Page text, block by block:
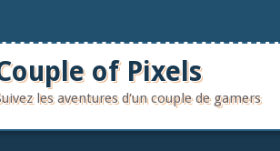
of Pixels
les aventures d'un couple de gamers